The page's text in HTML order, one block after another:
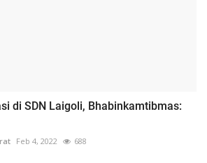
di SDN Laigoli, Bhabinkamtibmas:
Feb 4, 2022 688